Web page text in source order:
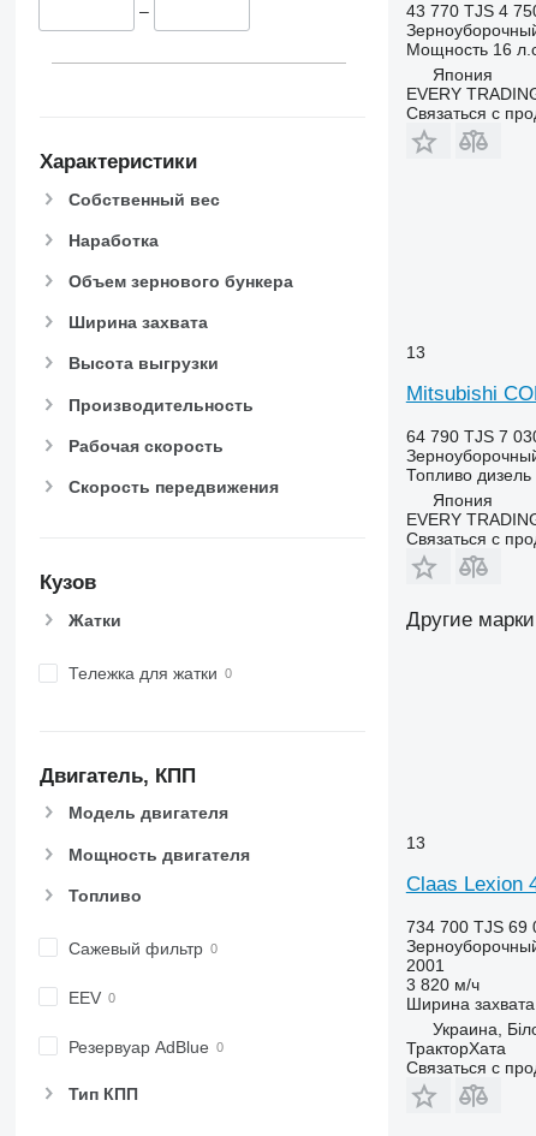
9670 STS
9700
9770
9880
F-series
H-series
S-series
T-series
X-series
–
Характеристики
Собственный вес
Наработка
Объем зернового бункера
Ширина захвата
Высота выгрузки
Производительность
Рабочая скорость
Скорость передвижения
Кузов
Жатки
Тележка для жатки
Двигатель, КПП
Модель двигателя
Мощность двигателя
Топливо
Сажевый фильтр
EEV
Резервуар AdBlue
Тип КПП
43 770 TJS 4
Мощность 16
Япония
EVERY
Связаться с
13
Mitsubishi
64 790 TJS 7
Топливо дизель
Япония
EVERY
Связаться с
Другие
13
Claas Lexion
734 700 TJS 69
2001
3 820 м/ч
Ширина захвата
Украина,
ТракторХата
Связаться с